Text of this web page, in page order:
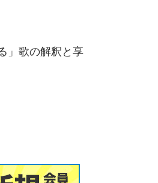
」歌の解釈と享